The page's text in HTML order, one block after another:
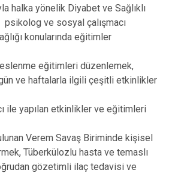
halka yönelik Diyabet ve Sağlıklı
psikolog ve sosyal çalışmacı
konularında eğitimler
eğitimleri düzenlemek,
ve haftalarla ilgili çeşitli etkinlikler
ile yapılan etkinlikler ve eğitimleri
Verem Savaş Biriminde kişisel
Tüberkülozlu hasta ve temaslı
gözetimli ilaç tedavisi ve